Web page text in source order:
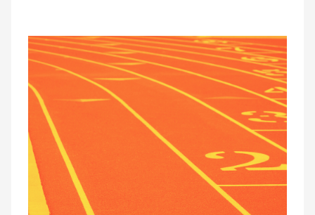
Client login